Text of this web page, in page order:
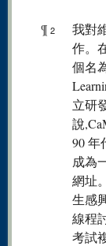
¶ 2
我對
作。
個名
立研
說
90 年
成為
網址
生感
線程
考試